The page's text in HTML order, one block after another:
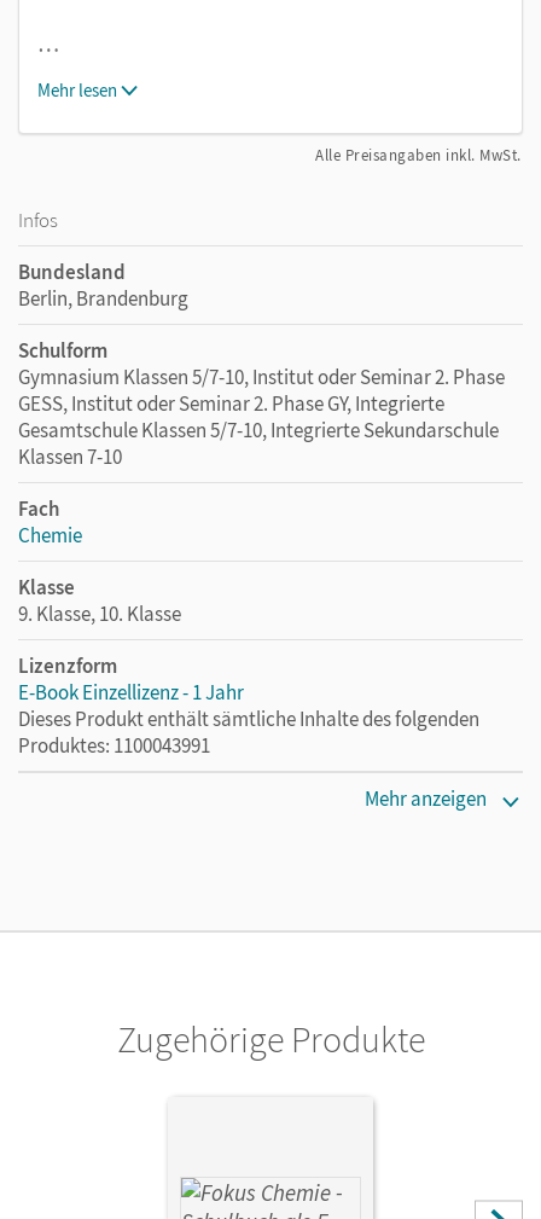
…
Mehr lesen
Alle Preisangaben inkl. MwSt.
Infos
Bundesland
Berlin, Brandenburg
Schulform
Gymnasium Klassen 5/7-10, Institut oder Seminar 2. Phase
GESS, Institut oder Seminar 2. Phase GY, Integrierte
Gesamtschule Klassen 5/7-10, Integrierte Sekundarschule
Klassen 7-10
Fach
Chemie
Klasse
9. Klasse, 10. Klasse
Lizenzform
E-Book Einzellizenz - 1 Jahr
Dieses Produkt enthält sämtliche Inhalte des folgenden
Produktes: 1100043991
Privatpersonen, die nur mit dem E-Book arbeiten.
Herausgeber/-in
Hein, Andrea; Fleischer, Holger; Eberle, Andreas; Kronabel,
Mehr anzeigen
Zugehörige Produkte